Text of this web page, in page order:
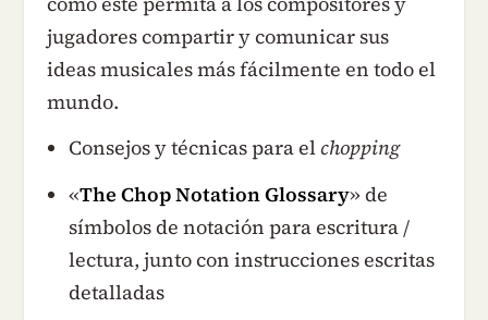
jugadores compartir y comunicar sus
ideas musicales más fácilmente en todo el
mundo.
Consejos y técnicas para elchopping
«The Chop Notation Glossary» de
símbolos de notación para escritura /
lectura, junto con instrucciones escritas
detalladas